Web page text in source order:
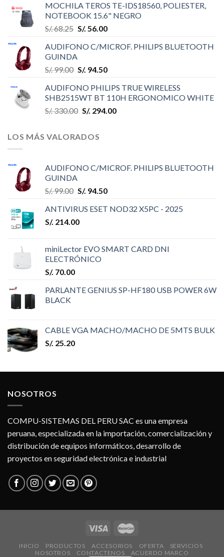
MOCHILA TEROS TE-IDS18560, POLIESTER,
NOTEBOOK 15.6" NEGRO
S/.68.25 S/. 56.00
AUDIFONO C/MICROF. PHILIPS BLUETOOTH
GUINDA
S/.99.00 S/. 94.50
AUDIFONO PHILIPS TRUE WIRELESS
SHB2515WT BT 110H ERGONOMICO WHITE
S/.330.00 S/. 294.00
LOS MÁS VALORADOS
AUDIFONO C/MICROF. PHILIPS BLUETOOTH
GUINDA
S/.99.00 S/. 94.50
ANTIVIRUS ESET NOD32 X5PC - 2025
S/. 214.00
miniLector EVO SMART CARD DNI
ELECTRÓNICO
S/. 70.00
PARLANTE GENIUS SP-HF180 USB POWER 6W
BLACK
CABLE VGA MACHO/MACHO DE 5MTS BULK
S/. 25.20
NOSOTROS
COMPU-SISTEMAS DEL PERU SAC es una empresa
peruana, especializada en la importación, comercialización y
distribución de equipos informáticos, desarrollo de
proyectos en seguridad electrónica e industrial
INICIO PRODUCTOS ACCESORIOS OFERTA
SERVICIOS
NOSOTROS
CONTACTENOS ACUERDO MARCO